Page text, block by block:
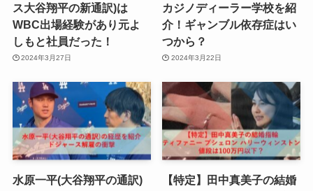
ス大谷翔平の新通訳)は
WBC出場経験があり元よ
しもと社員だった！
2024年3月27日
カジノディーラー学校を紹
介！ギャンブル依存症はい
つから？
2024年3月22日
水原一平(大谷翔平の通訳)
【特定】田中真美子の結婚